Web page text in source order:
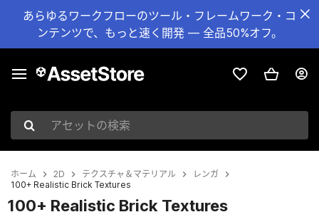
あらゆるワークフローのツール・フレームワーク・コ
ンテンツで、もっと速く開発 — 全品50%オフ。
アセットの検索
ホーム 2D テクスチャ＆マテリアル
レンガ
100+ Realistic Brick Textures
100+ Realistic Brick Textures